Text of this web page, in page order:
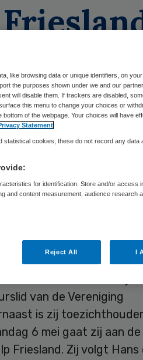
aan
,16:34 1145 keer gelezen
als
begint Dytmer
als bestuurder bij
van de Vereniging
is zij
6 mei gaat zij aan de
Friesland. Zij volgt Hans
like browsing data or unique identifiers, on your
the purposes shown under we and our
will disable them. If trackers are disabled,
this menu to change your choices or
of the webpage. Your choices will have
Statement
statistical cookies, these do not record any data
for identification. Store and/or access
and content measurement, audience research
Reject All I